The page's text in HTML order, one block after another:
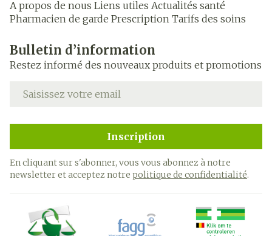
A propos de nous Liens utiles Actualités santé
Pharmacien de garde Prescription Tarifs des soins
Bulletin d’information
Restez informé des nouveaux produits et promotions
Adresse mail
Inscription
En cliquant sur s'abonner, vous vous abonnez à notre
newsletter et acceptez notre politique de confidentialité.